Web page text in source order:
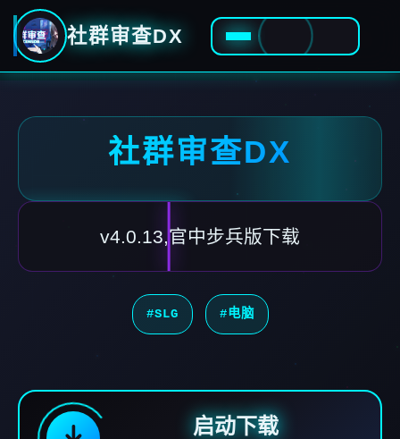
社群审查DX
社群审查DX
v4.0.13,官中步兵版下载
#SLG #电脑
启动下载